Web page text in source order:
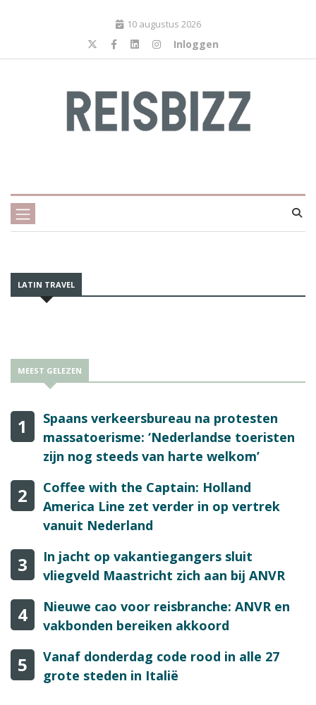
10 augustus 2026
Inloggen
LATIN TRAVEL
MEEST GELEZEN
1
Spaans verkeersbureau na protesten
massatoerisme: ‘Nederlandse toeristen
zijn nog steeds van harte welkom’
2
Coffee with the Captain: Holland
America Line zet verder in op vertrek
vanuit Nederland
3
In jacht op vakantiegangers sluit
vliegveld Maastricht zich aan bij ANVR
4
Nieuwe cao voor reisbranche: ANVR en
vakbonden bereiken akkoord
5
Vanaf donderdag code rood in alle 27
grote steden in Italië